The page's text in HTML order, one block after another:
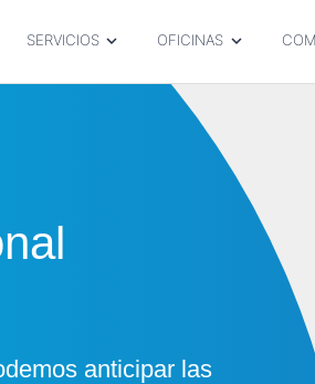
SERVICIOS OFICINAS
anticipar las